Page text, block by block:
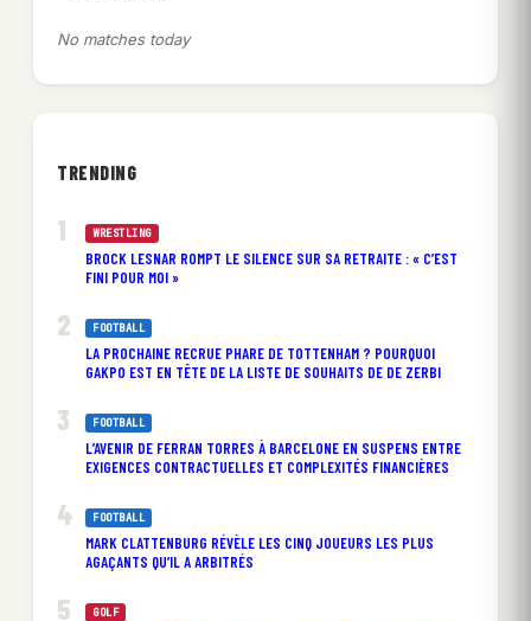
No matches today
TRENDING
WRESTLING
BROCK LESNAR ROMPT LE SILENCE SUR SA RETRAITE : « C’EST
FINI POUR MOI »
FOOTBALL
LA PROCHAINE RECRUE PHARE DE TOTTENHAM ? POURQUOI
GAKPO EST EN TÊTE DE LA LISTE DE SOUHAITS DE DE ZERBI
FOOTBALL
L’AVENIR DE FERRAN TORRES À BARCELONE EN SUSPENS ENTRE
EXIGENCES CONTRACTUELLES ET COMPLEXITÉS FINANCIÈRES
FOOTBALL
MARK CLATTENBURG RÉVÈLE LES CINQ JOUEURS LES PLUS
AGAÇANTS QU’IL A ARBITRÉS
GOLF